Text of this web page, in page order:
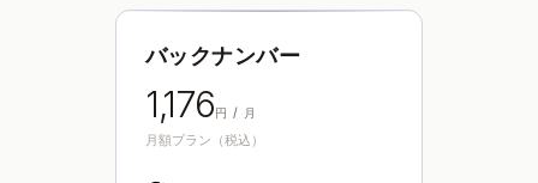
バックナンバー
1,176円 / 月
月額プラン（税込）